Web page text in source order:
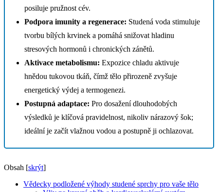
posiluje pružnost cév.
Podpora imunity a regenerace: Studená voda stimuluje
tvorbu bílých krvinek a pomáhá snižovat hladinu
stresových hormonů i chronických zánětů.
Aktivace metabolismu: Expozice chladu aktivuje
hnědou tukovou tkáň, čímž tělo přirozeně zvyšuje
energetický výdej a termogenezi.
Postupná adaptace: Pro dosažení dlouhodobých
výsledků je klíčová pravidelnost, nikoliv nárazový šok;
ideální je začít vlažnou vodou a postupně ji ochlazovat.
Obsah [skrýt]
Vědecky podložené výhody studené sprchy pro vaše tělo